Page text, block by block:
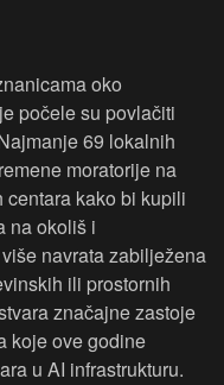
oko
počele su povlačiti
69 lokalnih
moratorije na
kako bi kupili
na okoliš i
navrata zabilježena
ili prostornih
značajne zastoje
koje ove godine
u AI infrastrukturu.